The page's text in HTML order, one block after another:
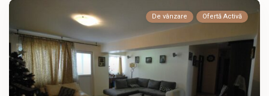
De vânzare Ofertă Activă